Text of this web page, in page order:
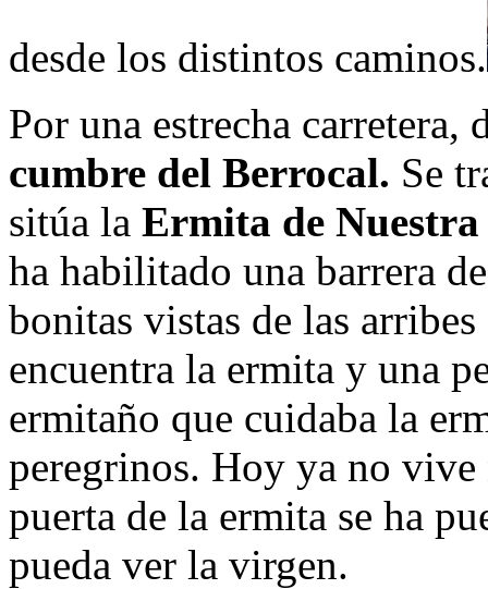
desde los distintos caminos.
Por una estrecha
cumbre del Berrocal. Se
sitúa la Ermita de
ha habilitado una barrera
bonitas vistas de las
encuentra la ermita y una
ermitaño que cuidaba la
peregrinos. Hoy ya no vive
puerta de la ermita se ha
pueda ver la virgen.